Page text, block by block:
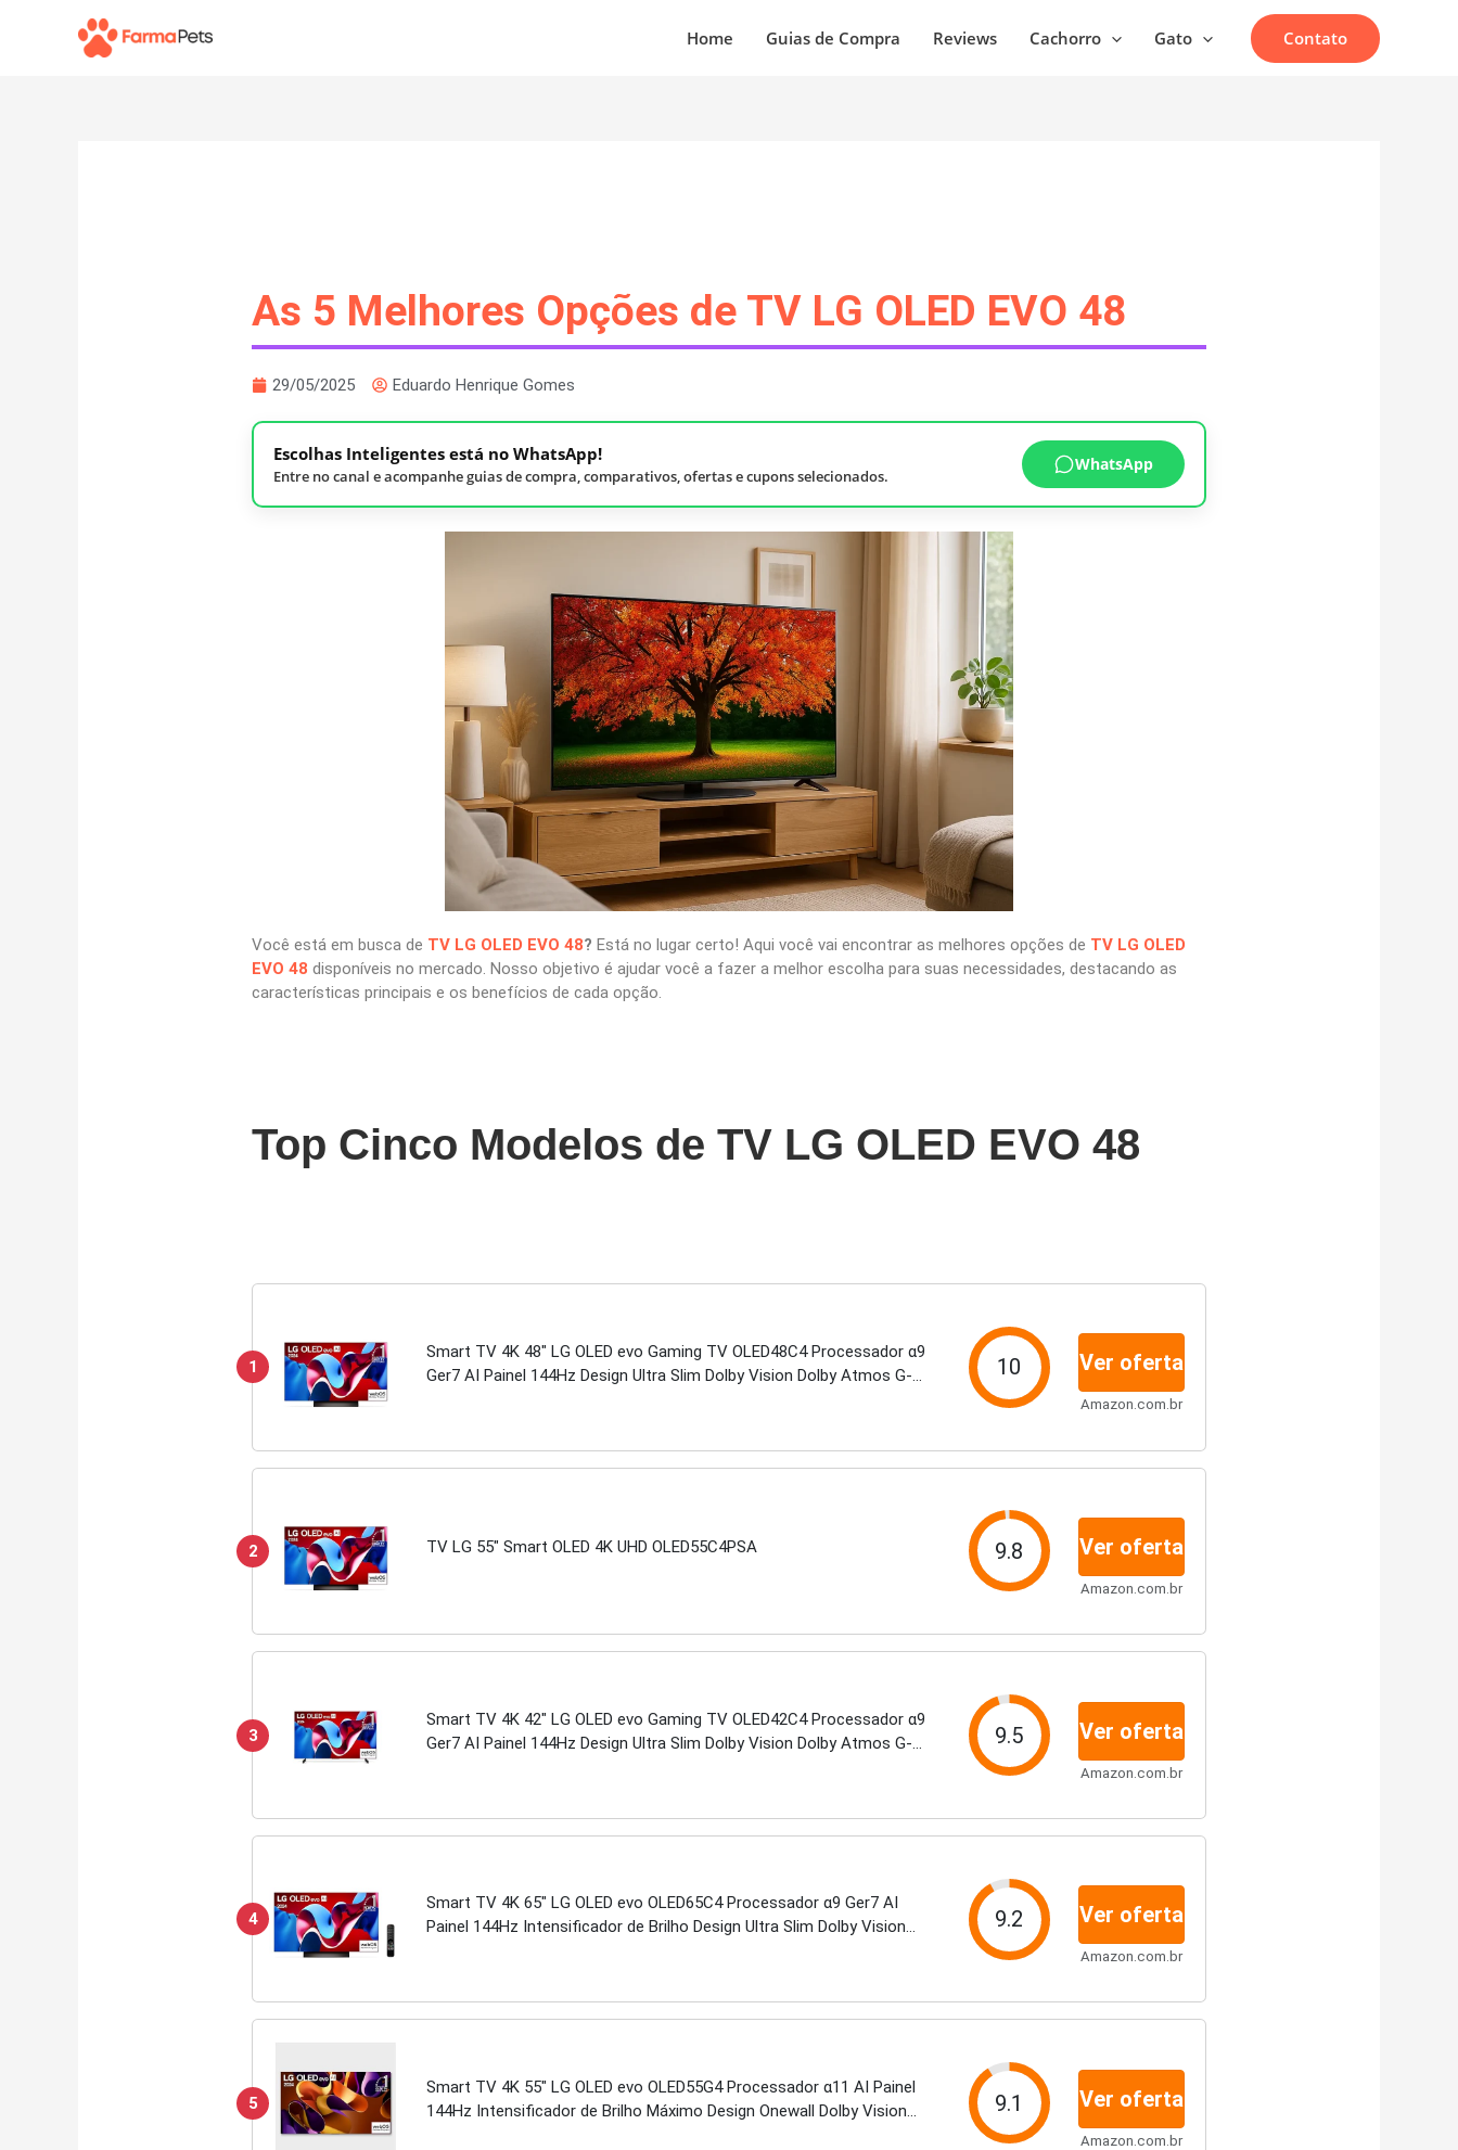
Home Guias de Compra Reviews Cachorro Gato Contato
As 5 Melhores Opções de TV LG OLED EVO 48
29/05/2025 Eduardo Henrique Gomes
Escolhas Inteligentes está no WhatsApp!
Entre no canal e acompanhe guias de compra, comparativos, ofertas e cupons selecionados.
WhatsApp
Você está em busca de TV LG OLED EVO 48? Está no lugar certo! Aqui você vai encontrar as melhores opções de TV LG OLED
EVO 48 disponíveis no mercado. Nosso objetivo é ajudar você a fazer a melhor escolha para suas necessidades, destacando as
características principais e os benefícios de cada opção.
Top Cinco Modelos de TV LG OLED EVO 48
1
Smart TV 4K 48" LG OLED evo Gaming TV OLED48C4 Processador α9
Ger7 AI Painel 144Hz Design Ultra Slim Dolby Vision Dolby Atmos G-
10 Ver oferta
Amazon.com.br
2 TV LG 55" Smart OLED 4K UHD OLED55C4PSA 9.8 Ver oferta
Amazon.com.br
3
Smart TV 4K 42" LG OLED evo Gaming TV OLED42C4 Processador α9
Ger7 AI Painel 144Hz Design Ultra Slim Dolby Vision Dolby Atmos G-
9.5 Ver oferta
Amazon.com.br
4
Smart TV 4K 65" LG OLED evo OLED65C4 Processador α9 Ger7 AI
Painel 144Hz Intensificador de Brilho Design Ultra Slim Dolby Vision
9.2 Ver oferta
Amazon.com.br
5
Smart TV 4K 55" LG OLED evo OLED55G4 Processador α11 AI Painel
144Hz Intensificador de Brilho Máximo Design Onewall Dolby Vision
9.1 Ver oferta
Amazon.com.br